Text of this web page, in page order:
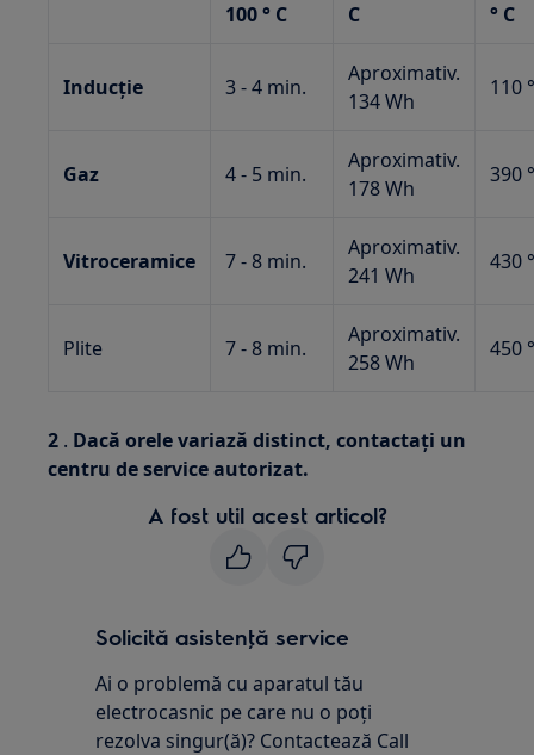
100 ° C
C
° C
Inducţie 3 - 4 min.
Aproximativ.
134 Wh
110
Gaz 4 - 5 min.
Aproximativ.
178 Wh
390
Vitroceramice 7 - 8 min.
Aproximativ.
241 Wh
430
Plite 7 - 8 min.
Aproximativ.
258 Wh
450
2 . Dacă orele variază distinct, contactați un
centru de service autorizat.
A fost util acest articol?
Solicită asistenţă service
Ai o problemă cu aparatul tău
electrocasnic pe care nu o poţi
rezolva singur(ă)? Contactează Call